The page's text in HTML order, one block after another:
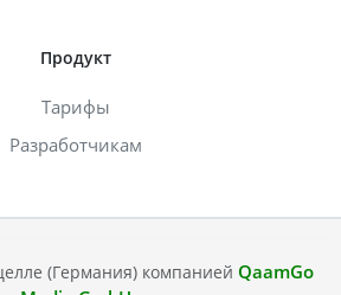
Продукт
Тарифы
Разработчикам
(Германия) компанией QaamGo